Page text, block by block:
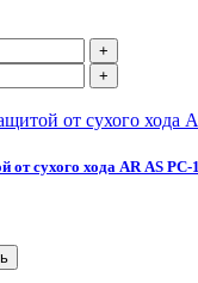
+
+
от сухого хода AR АS